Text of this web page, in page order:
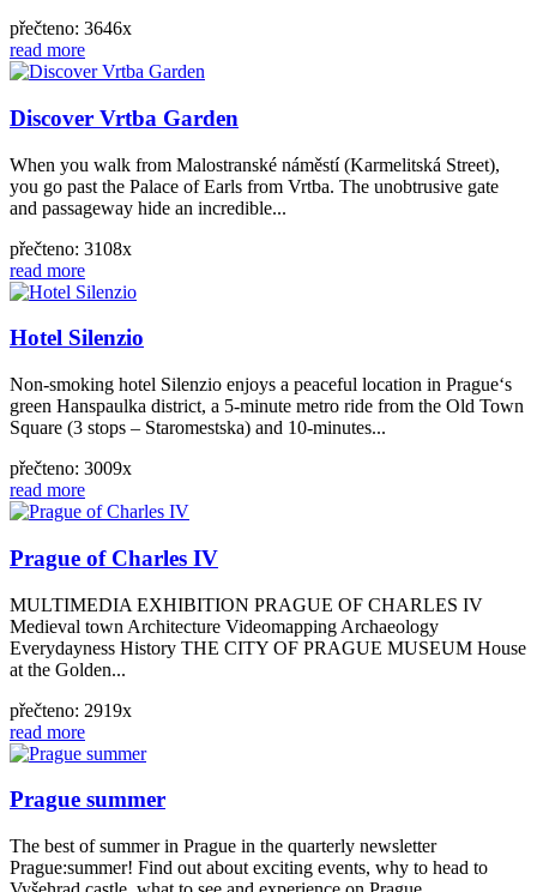
přečteno: 3646x
read more
Discover Vrtba Garden
When you walk from Malostranské náměstí (Karmelitská Street),
you go past the Palace of Earls from Vrtba. The unobtrusive gate
and passageway hide an incredible...
přečteno: 3108x
read more
Hotel Silenzio
Non-smoking hotel Silenzio enjoys a peaceful location in Prague‘s
green Hanspaulka district, a 5-minute metro ride from the Old Town
Square (3 stops – Staromestska) and 10-minutes...
přečteno: 3009x
read more
Prague of Charles IV
MULTIMEDIA EXHIBITION PRAGUE OF CHARLES IV
Medieval town Architecture Videomapping Archaeology
Everydayness History THE CITY OF PRAGUE MUSEUM House
at the Golden...
přečteno: 2919x
read more
Prague summer
The best of summer in Prague in the quarterly newsletter
Prague:summer! Find out about exciting events, why to head to